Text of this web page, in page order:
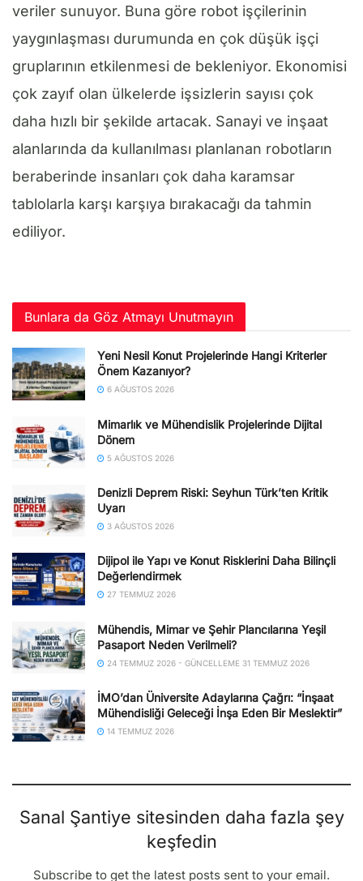
veriler sunuyor. Buna göre robot işçilerinin
yaygınlaşması durumunda en çok düşük işçi
gruplarının etkilenmesi de bekleniyor. Ekonomisi
çok zayıf olan ülkelerde işsizlerin sayısı çok
daha hızlı bir şekilde artacak. Sanayi ve inşaat
alanlarında da kullanılması planlanan robotların
beraberinde insanları çok daha karamsar
tablolarla karşı karşıya bırakacağı da tahmin
ediliyor.
Bunlara da Göz Atmayı Unutmayın
Yeni Nesil Konut Projelerinde Hangi Kriterler
Önem Kazanıyor?
6 AĞUSTOS 2026
Mimarlık ve Mühendislik Projelerinde Dijital
Dönem
5 AĞUSTOS 2026
Denizli Deprem Riski: Seyhun Türk’ten Kritik
Uyarı
3 AĞUSTOS 2026
Dijipol ile Yapı ve Konut Risklerini Daha Bilinçli
Değerlendirmek
27 TEMMUZ 2026
Mühendis, Mimar ve Şehir Plancılarına Yeşil
Pasaport Neden Verilmeli?
24 TEMMUZ 2026 - GÜNCELLEME 31 TEMMUZ 2026
İMO’dan Üniversite Adaylarına Çağrı: “İnşaat
Mühendisliği Geleceği İnşa Eden Bir Meslektir”
14 TEMMUZ 2026
Sanal Şantiye sitesinden daha fazla şey
keşfedin
Subscribe to get the latest posts sent to your email.